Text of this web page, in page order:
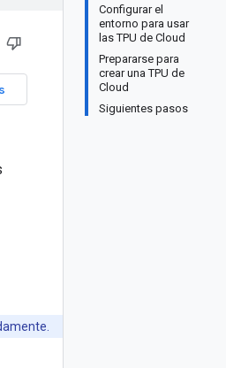
Configurar el
entorno para usar
las TPU de Cloud
Prepararse para
crear una TPU de
Cloud
Siguientes pasos